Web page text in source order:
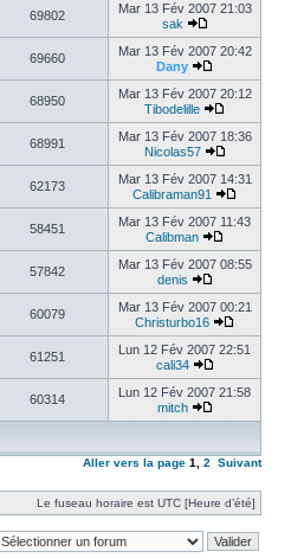
69802
Mar 13 Fév 2007 21:03
sak
69660
Mar 13 Fév 2007 20:42
Dany
68950
Mar 13 Fév 2007 20:12
Tibodelille
68991
Mar 13 Fév 2007 18:36
Nicolas57
62173
Mar 13 Fév 2007 14:31
Calibraman91
58451
Mar 13 Fév 2007 11:43
Calibman
57842
Mar 13 Fév 2007 08:55
denis
60079
Mar 13 Fév 2007 00:21
Christurbo16
61251
Lun 12 Fév 2007 22:51
cali34
60314
Lun 12 Fév 2007 21:58
mitch
Aller vers la page 1 2 Suivant
Le fuseau horaire est UTC [Heure d’été]